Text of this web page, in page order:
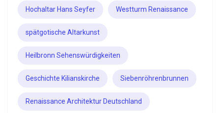
Hochaltar Hans Seyfer Westturm Renaissance
spätgotische Altarkunst
Heilbronn Sehenswürdigkeiten
Geschichte Kilianskirche Siebenröhrenbrunnen
Renaissance Architektur Deutschland